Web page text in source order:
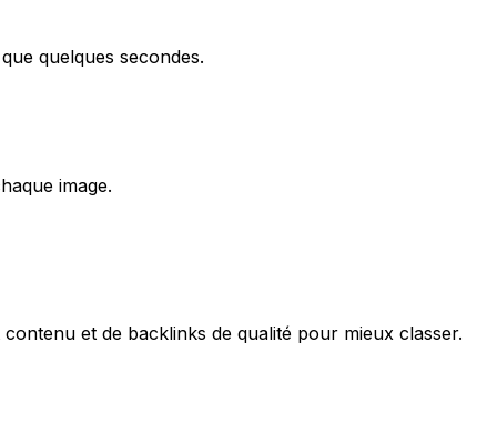
quelques secondes.
image.
et de backlinks de qualité pour mieux classer.